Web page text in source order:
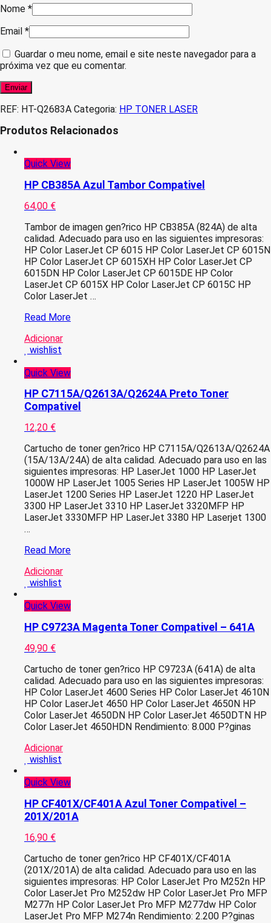
Nome *
Email *
Guardar o meu nome, email e site neste navegador para a
próxima vez que eu comentar.
REF: HT-Q2683A Categoria: HP TONER LASER
Produtos Relacionados
Quick View
HP CB385A Azul Tambor Compativel
64,00 €
Tambor de imagen gen?rico HP CB385A (824A) de alta
calidad. Adecuado para uso en las siguientes impresoras:
HP Color LaserJet CP 6015 HP Color LaserJet CP 6015N
HP Color LaserJet CP 6015XH HP Color LaserJet CP
6015DN HP Color LaserJet CP 6015DE HP Color
LaserJet CP 6015X HP Color LaserJet CP 6015C HP
Color LaserJet …
HP
Azul
Tambor
Read More
Adicionar
wishlist
Quick View
HP C7115A/Q2613A/Q2624A Preto Toner
Compativel
12,20 €
Cartucho de toner gen?rico HP C7115A/Q2613A/Q2624A
(15A/13A/24A) de alta calidad. Adecuado para uso en las
siguientes impresoras: HP LaserJet 1000 HP LaserJet
1000W HP LaserJet 1005 Series HP LaserJet 1005W HP
LaserJet 1200 Series HP LaserJet 1220 HP LaserJet
3300 HP LaserJet 3310 HP LaserJet 3320MFP HP
LaserJet 3330MFP HP LaserJet 3380 HP Laserjet 1300
…
HP
Preto
Toner
Read More
Adicionar
wishlist
Quick View
HP C9723A Magenta Toner Compativel – 641A
49,90 €
Cartucho de toner gen?rico HP C9723A (641A) de alta
calidad. Adecuado para uso en las siguientes impresoras:
HP Color LaserJet 4600 Series HP Color LaserJet 4610N
HP Color LaserJet 4650 HP Color LaserJet 4650N HP
Color LaserJet 4650DN HP Color LaserJet 4650DTN HP
Color LaserJet 4650HDN Rendimiento: 8.000 P?ginas
Adicionar
wishlist
Quick View
HP CF401X/CF401A Azul Toner Compativel –
201X/201A
16,90 €
Cartucho de toner gen?rico HP CF401X/CF401A
(201X/201A) de alta calidad. Adecuado para uso en las
siguientes impresoras: HP Color LaserJet Pro M252n HP
Color LaserJet Pro M252dw HP Color LaserJet Pro MFP
M277n HP Color LaserJet Pro MFP M277dw HP Color
LaserJet Pro MFP M274n Rendimiento: 2.200 P?ginas